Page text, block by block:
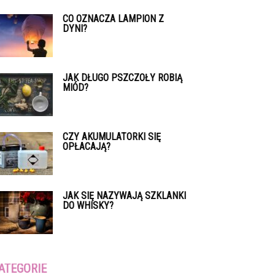
CO OZNACZA LAMPION Z
DYNI?
JAK DŁUGO PSZCZOŁY ROBIĄ
MIÓD?
CZY AKUMULATORKI SIĘ
OPŁACAJĄ?
JAK SIĘ NAZYWAJĄ SZKLANKI
DO WHISKY?